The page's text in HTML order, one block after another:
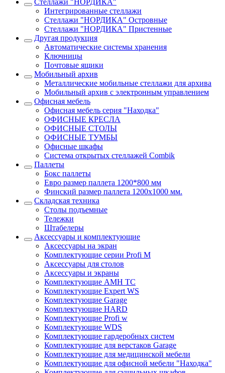
Интегрированные стеллажи
Стеллажи "НОРДИКА" Островные
Стеллажи "НОРДИКА" Пристенные
Другая продукция
Автоматические системы хранения
Ключницы
Почтовые ящики
Мобильный архив
Металлические мобильные стеллажи для архива
Мобильный архив с электронным управлением
Офисная мебель
Офисная мебель серия "Находка"
ОФИСНЫЕ КРЕСЛА
ОФИСНЫЕ СТОЛЫ
ОФИСНЫЕ ТУМБЫ
Офисные шкафы
Система открытых стеллажей Combik
Паллеты
Бокс паллеты
Евро размер паллета 1200*800 мм
Финский размер паллета 1200х1000 мм.
Складская техника
Столы подъемные
Тележки
Штабелеры
Аксессуары и комплектующие
Аксессуары на экран
Комплектующие серии Profi M
Аксессуары для столов
Аксессуары и экраны
Комплектующие AMH TC
Комплектующие Expert WS
Комплектующие Garage
Комплектующие HARD
Комплектующие Profi w
Комплектующие WDS
Комплектующие гардеробных систем
Комплектующие для верстаков Garage
Комплектующие для медицинской мебели
Комплектующие для офисной мебели "Находка"